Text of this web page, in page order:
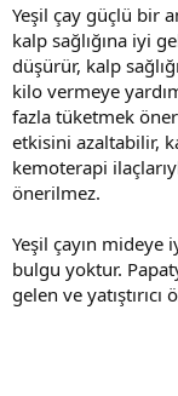
Yeşil çay güçlü bir
kalp sağlığına iyi
düşürür, kalp
kilo vermeye
fazla tüketmek
etkisini azaltabilir,
kemoterapi
önerilmez.
Yeşil çayın
bulgu yoktur.
gelen ve